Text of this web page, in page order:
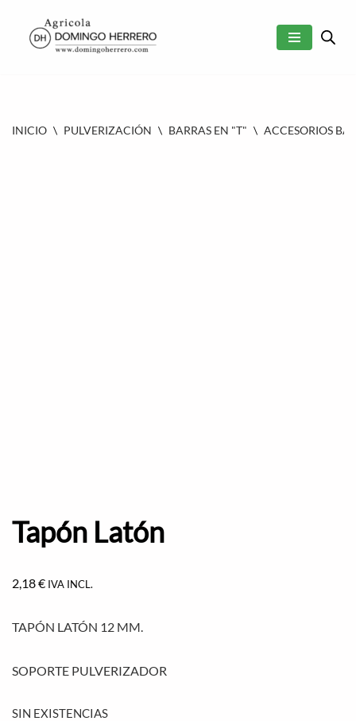
SALTAR
INICIO \ PULVERIZACIÓN \ BARRAS EN "T" \ ACCESORIOS
Tapón Latón
2,18€ IVA INCL.
TAPÓN LATÓN 12 MM.
SOPORTE PULVERIZADOR
SIN EXISTENCIAS